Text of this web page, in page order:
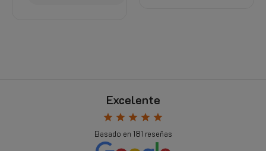
Excelente
star star star star star
Basado en 181 reseñas